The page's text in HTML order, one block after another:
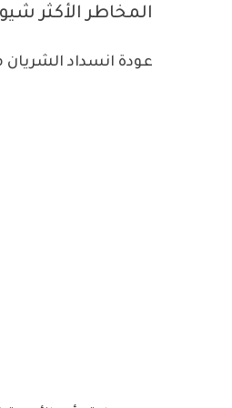
المخاطر الأكثر
عودة انسداد الشريان